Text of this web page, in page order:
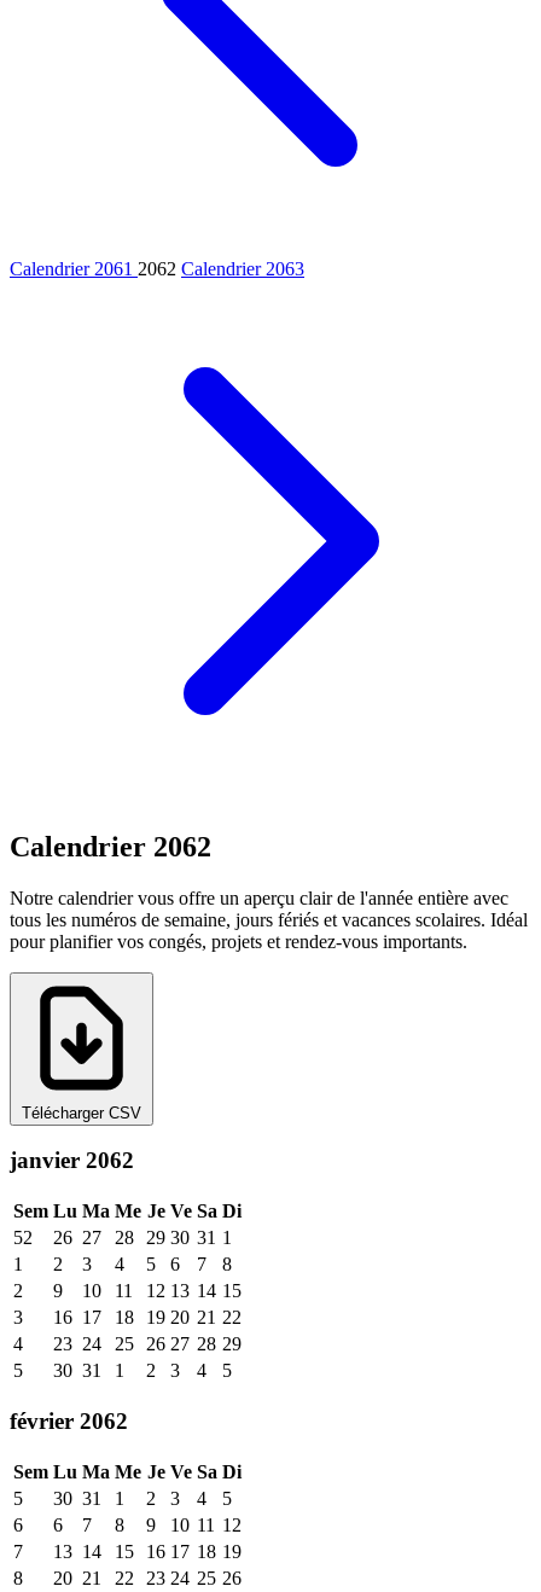
Calendrier 2061 2062 Calendrier 2063
Calendrier 2062
Notre calendrier vous offre un aperçu clair de l'année entière avec
tous les numéros de semaine, jours fériés et vacances scolaires. Idéal
pour planifier vos congés, projets et rendez-vous importants.
Télécharger CSV
janvier 2062
Sem Lu Ma Me Je Ve Sa Di
52
26 27 28 29 30 31 1
1
2 3 4 5 6 7
8
2
9 10 11 12 13 14 15
3
16 17 18 19 20 21 22
4
23 24 25 26 27 28 29
5
30 31 1 2 3 4 5
février 2062
Sem Lu Ma Me Je Ve Sa Di
5
30 31 1 2 3 4
5
6
6 7 8 9 10 11 12
7
13 14 15 16 17 18 19
8
20 21 22 23 24 25 26